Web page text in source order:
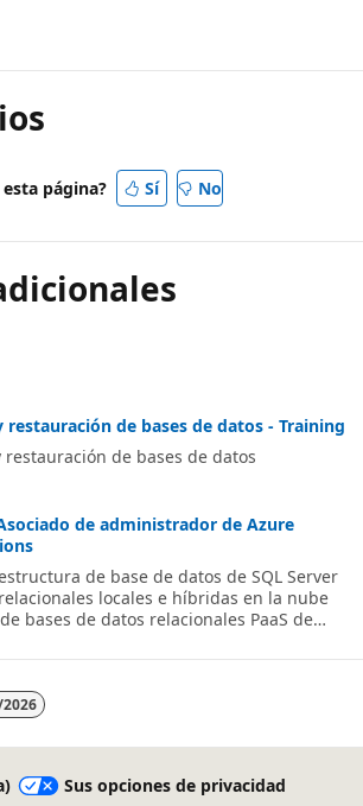
página? Sí No
restauración de bases de datos - Training
de bases de datos
de administrador de Azure
de base de datos de SQL Server
locales e híbridas en la nube
bases de datos relacionales PaaS de
Sus opciones de privacidad